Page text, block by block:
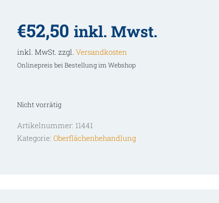
€52,50 inkl. Mwst.
inkl. MwSt. zzgl. Versandkosten
Onlinepreis bei Bestellung im Webshop
Nicht vorrätig
Artikelnummer: 11441
Kategorie: Oberflächenbehandlung